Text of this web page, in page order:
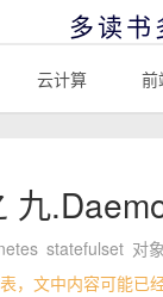
多读书
云计算 前
九
statefulset 对象
，文中内容可能已